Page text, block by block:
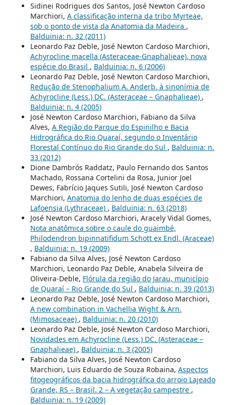
Sidinei Rodrigues dos Santos, José Newton Cardoso
Marchiori, A classificação interna da tribo Myrteae,
sob o ponto de vista da Anatomia da Madeira ,
Balduinia: n. 32 (2011)
Leonardo Paz Deble, José Newton Cardoso Marchiori,
Achyrocline macella (Asteraceae-Gnaphalieae), nova
espécie do Brasil , Balduinia: n. 6 (2006)
Leonardo Paz Deble, José Newton Cardoso Marchiori,
Redução de Stenophalium A. Anderb. à sinonímia de
Achyrocline (Less.) DC. (Asteraceae – Gnaphalieae) ,
Balduinia: n. 4 (2005)
José Newton Cardoso Marchiori, Fabiano da Silva
Alves, A Região do Parque do Espinilho e Bacia
Hidrográfica do Rio Quaraí, segundo o Inventário
Florestal Contínuo do Rio Grande do Sul , Balduinia: n.
33 (2012)
Dione Dambrós Raddatz, Paulo Fernando dos Santos
Machado, Rossana Cortelini da Rosa, Junior Joel
Dewes, Fabrício Jaques Sutili, José Newton Cardoso
Marchiori, Anatomia do lenho de duas espécies de
Lafoensia (Lythraceae) , Balduinia: n. 63 (2018)
José Newton Cardoso Marchiori, Aracely Vidal Gomes,
Nota anatômica sobre o caule do guaimbé,
Philodendron bipinnatifidum Schott ex Endl. (Araceae)
, Balduinia: n. 19 (2009)
Fabiano da Silva Alves, José Newton Cardoso
Marchiori, Leonardo Paz Deble, Anabela Silveira de
Oliveira-Deble, Flórula da região do Jarau, município
de Quaraí – Rio Grande do Sul , Balduinia: n. 39 (2013)
Leonardo Paz Deble, José Newton Cardoso Marchiori,
A new combination in Vachellia Wight & Arn.
(Mimosaceae) , Balduinia: n. 20 (2010)
Leonardo Paz Deble, José Newton Cardoso Marchiori,
Novidades em Achyrocline (Less.) DC. (Asteraceae –
Gnaphalieae) , Balduinia: n. 3 (2005)
Fabiano da Silva Alves, José Newton Cardoso
Marchiori, Luis Eduardo de Souza Robaina, Aspectos
fitogeográficos da bacia hidrográfica do arroio Lajeado
Grande, RS – Brasil. 2 – A vegetação campestre ,
Balduinia: n. 19 (2009)